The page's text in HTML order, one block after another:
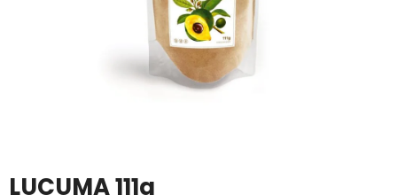
LUCUMA 111g